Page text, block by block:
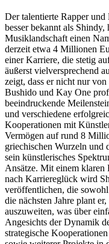
Der talentierte Rapper
besser bekannt als Shindy,
Musiklandschaft einen
derzeit etwa 4 Millionen
einer Karriere, die stetig
äußerst vielversprechend
zeigt, dass er nicht nur
Bushido und Kay One
beeindruckende
und verschiedene
Kooperationen mit
Vermögen auf rund 8
griechischen Wurzeln und
sein künstlerisches
Ansätze. Mit einem klaren
nach Karriereglück wird
veröffentlichen, die
die nächsten Jahre plant
auszuweiten, was über
Angesichts der Dynamik
strategische